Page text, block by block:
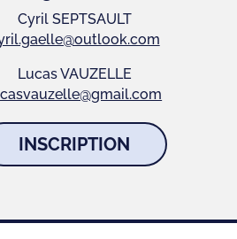
Cyril SEPTSAULT
Lucas VAUZELLE
INSCRIPTION